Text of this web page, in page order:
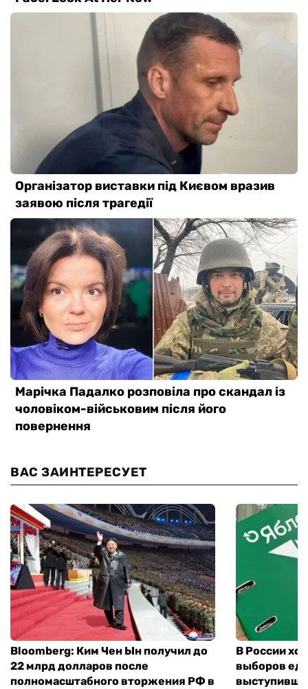
ВАС ЗАИНТЕРЕСУЕТ
Bloomberg: Ким Чен Ын получил до
22 млрд долларов после
полномасштабного вторжения РФ в
В России
выборов